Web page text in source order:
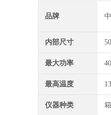
品牌
内部尺寸
最大功率
最高温度
仪器种类